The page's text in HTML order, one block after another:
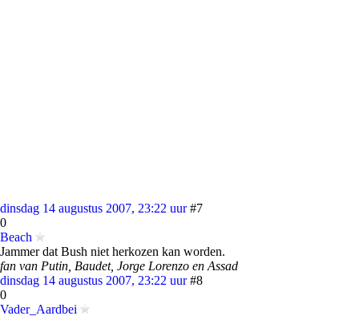
dinsdag 14 augustus 2007, 23:22 uur #7
0
Beach
Jammer dat Bush niet herkozen kan worden.
fan van Putin, Baudet, Jorge Lorenzo en Assad
dinsdag 14 augustus 2007, 23:22 uur #8
0
Vader_Aardbei